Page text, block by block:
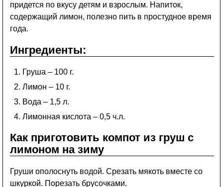
придется по вкусу детям и взрослым. Напиток,
содержащий лимон, полезно пить в простудное время
года.
Ингредиенты:
Груша – 100 г.
Лимон – 10 г.
Вода – 1,5 л.
Лимонная кислота – 0,5 ч.л.
Как приготовить компот из груш с
лимоном на зиму
Груши ополоснуть водой. Срезать мякоть вместе со
шкуркой. Порезать брусочками.